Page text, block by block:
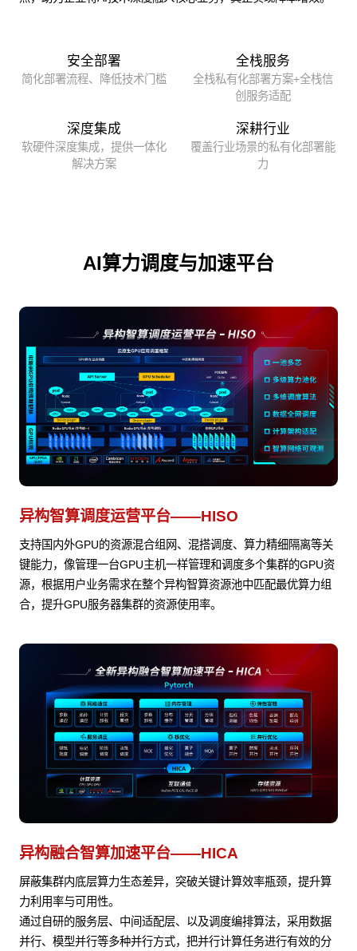
安全部署
简化部署流程、降低技术门槛
全栈服务
全栈私有化部署方案+全栈信
创服务适配
深度集成
软硬件深度集成，提供一体化
解决方案
深耕行业
覆盖行业场景的私有化部署能
力
AI算力调度与加速平台
异构智算调度运营平台——HISO
支持国内外GPU的资源混合组网、混搭调度、算力精细隔离等关
键能力，像管理一台GPU主机一样管理和调度多个集群的GPU资
源，根据用户业务需求在整个异构智算资源池中匹配最优算力组
合，提升GPU服务器集群的资源使用率。
异构融合智算加速平台——HICA
屏蔽集群内底层算力生态差异，突破关键计算效率瓶颈，提升算
力利用率与可用性。
通过自研的服务层、中间适配层、以及调度编排算法，采用数据
并行、模型并行等多种并行方式，把并行计算任务进行有效的分